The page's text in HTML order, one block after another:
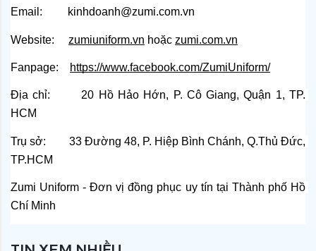
Email:         kinhdoanh@zumi.com.vn
Website: zumiuniform.vn hoặc zumi.com.vn
Fanpage: https://www.facebook.com/ZumiUniform/
Địa chỉ:       20 Hồ Hảo Hớn, P. Cô Giang, Quận 1, TP.
HCM
Trụ sở:        33 Đường 48, P. Hiệp Bình Chánh, Q.Thủ Đức,
TP.HCM
Zumi Uniform - Đơn vị đồng phục uy tín tại Thành phố Hồ
Chí Minh